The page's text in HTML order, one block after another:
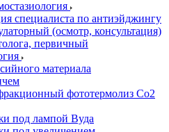
специалиста по антиэйджингу
(осмотр, консультация)
первичный
материала
фототермолиз Со2
под лампой Вуда